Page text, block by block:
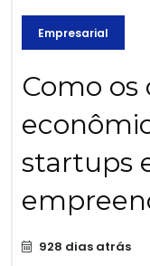
Empresarial
Como os
startups
928 dias atrás